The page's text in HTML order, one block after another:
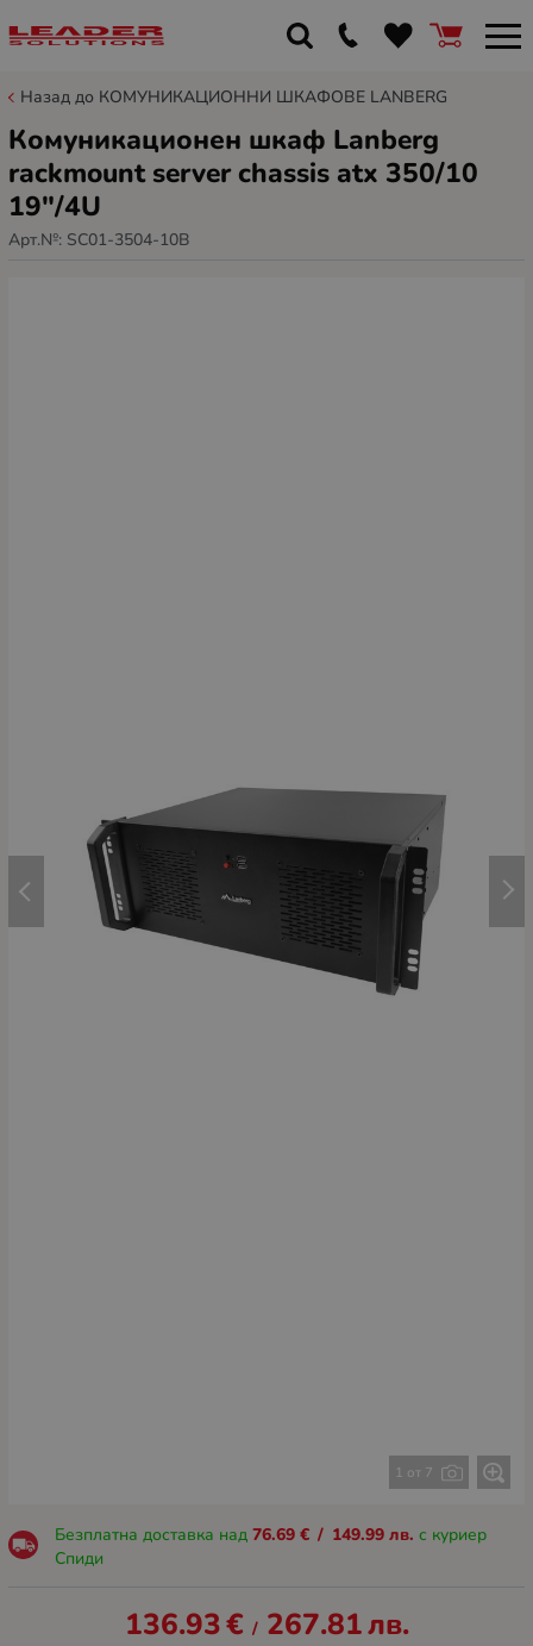
Назад до КОМУНИКАЦИОННИ ШКАФОВЕ LANBERG
Комуникационен шкаф Lanberg
rackmount server chassis atx 350/10
19"/4U
Арт.№: SC01-3504-10B
1 от 7
Безплатна доставка над 76.69 € / 149.99 лв. с куриер
Спиди
136.93€ / 267.81лв.